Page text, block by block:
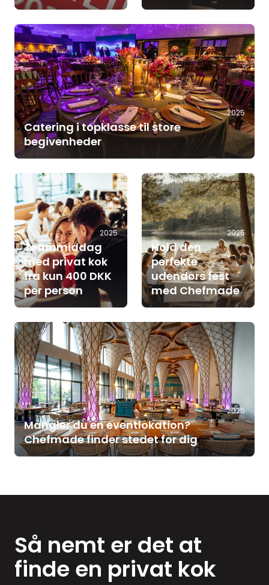
2025
Catering i topklasse til store
begivenheder
2025
Teammiddag
med privat kok
fra kun 400 DKK
per person
2025
Mangler du en eventlokation?
Chefmade finder stedet for dig
2025
Hold den
perfekte
udendørs fest
med Chefmade
Så nemt er det at
finde en privat kok